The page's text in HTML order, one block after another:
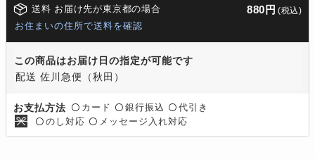
送料 お届け先が東京都の場合 880円 (税込)
お住まいの住所で送料を確認
この商品はお届け日の指定が可能です
配送 佐川急便（秋田）
お支払方法 〇 カード 〇 銀行振込 〇 代引き
〇 のし対応 〇 メッセージ入れ対応